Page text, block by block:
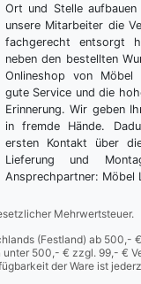
Ort und Stelle
unsere Mitarbeiter die
fachgerecht entsorgt
neben den bestellten
Onlineshop von
gute Service und die
Erinnerung. Wir geben
in fremde Hände.
ersten Kontakt über
Lieferung und
Ansprechpartner: Möbel
Mehrwertsteuer.
(Festland) ab 500,-
unter 500,- € zzgl. 99,- €
der Ware ist